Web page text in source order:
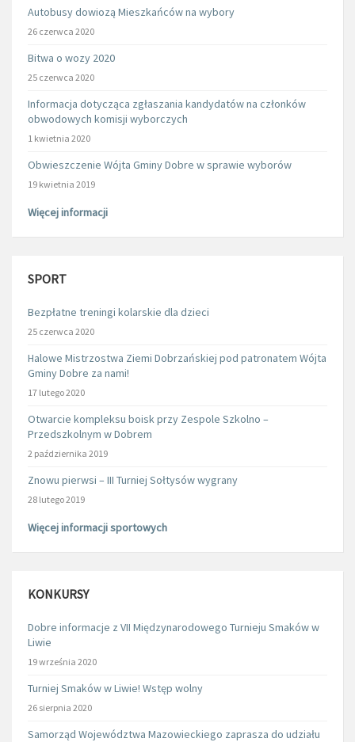
Autobusy dowiozą Mieszkańców na wybory
26 czerwca 2020
Bitwa o wozy 2020
25 czerwca 2020
Informacja dotycząca zgłaszania kandydatów na członków
obwodowych komisji wyborczych
1 kwietnia 2020
Obwieszczenie Wójta Gminy Dobre w sprawie wyborów
19 kwietnia 2019
Więcej informacji
SPORT
Bezpłatne treningi kolarskie dla dzieci
25 czerwca 2020
Halowe Mistrzostwa Ziemi Dobrzańskiej pod patronatem Wójta
Gminy Dobre za nami!
17 lutego 2020
Otwarcie kompleksu boisk przy Zespole Szkolno –
Przedszkolnym w Dobrem
2 października 2019
Znowu pierwsi – III Turniej Sołtysów wygrany
28 lutego 2019
Więcej informacji sportowych
KONKURSY
Dobre informacje z VII Międzynarodowego Turnieju Smaków w
Liwie
19 września 2020
Turniej Smaków w Liwie! Wstęp wolny
26 sierpnia 2020
Samorząd Województwa Mazowieckiego zaprasza do udziału